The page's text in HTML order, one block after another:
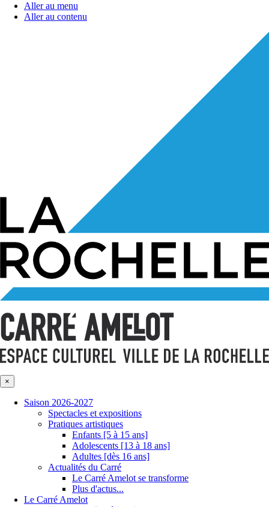
Aller au menu
Aller au contenu
×
Saison 2026-2027
Spectacles et expositions
Pratiques artistiques
Enfants [5 à 15 ans]
Adolescents [13 à 18 ans]
Adultes [dès 16 ans]
Actualités du Carré
Le Carré Amelot se transforme
Plus d'actus...
Le Carré Amelot